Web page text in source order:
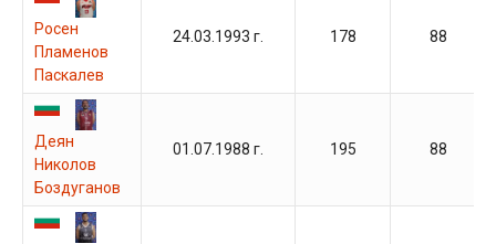
Росен
Пламенов
Паскалев
24.03.1993 г. 178 88
Деян
Николов
Боздуганов
01.07.1988 г. 195 88